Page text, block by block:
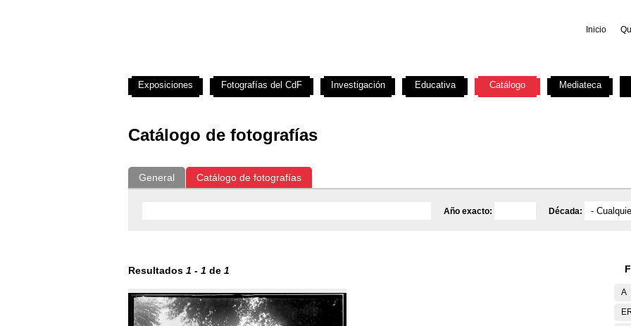
Inicio
Catálogo de fotografías
General Catálogo de fotografías
Año exacto: Década:
Resultados 1 - 1 de 1
A
Exposiciones Fotografías del CdF Investigación Educativa Catálogo Mediateca